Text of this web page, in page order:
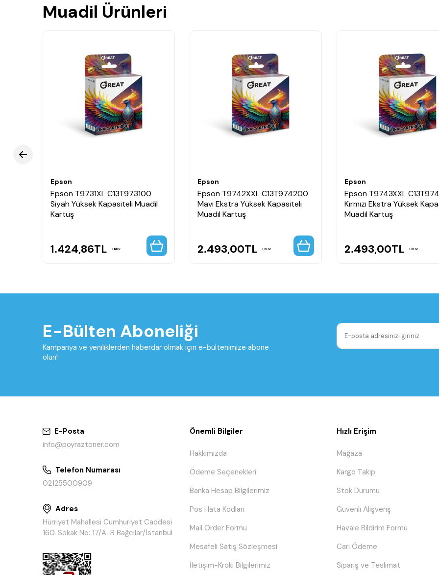
Muadil Ürünleri
Epson
Epson T9731XL C13T973100
Siyah Yüksek Kapasiteli Muadil
Kartuş
1.424,86TL KDV
Epson
Epson T9742XXL C13T974200
Mavi Ekstra Yüksek Kapasiteli
Muadil Kartuş
2.493,00TL KDV
Epson
Epson T9743XXL
Kırmızı Ekstra Yüksek
Muadil Kartuş
2.493,00TL KDV
E-Bülten Aboneliği
Kampanya ve yeniliklerden haberdar olmak için e-bültenimize abone
olun!
E-Posta
info@poyraztoner.com
Telefon Numarası
02125500909
Adres
Hürriyet Mahallesi Cumhuriyet Caddesi
160. Sokak No: 17/A-B Bağcılar/İstanbul
Önemli Bilgiler
Hakkımızda
Ödeme Seçenekleri
Banka Hesap Bilgilerimiz
Pos Hata Kodları
Mail Order Formu
Mesafeli Satış Sözleşmesi
İletişim-Kroki Bilgilerimiz
Hızlı Erişim
Mağaza
Kargo Takip
Stok Durumu
Güvenli Alışveriş
Havale Bildirim Formu
Cari Ödeme
Sipariş ve Teslimat